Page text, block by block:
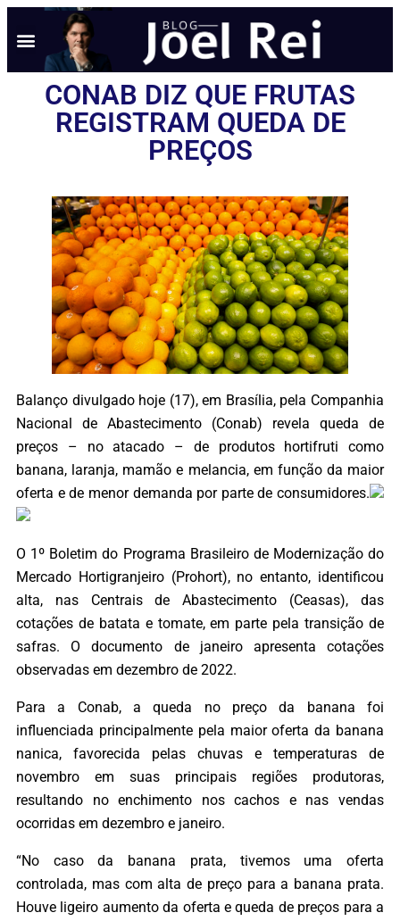
CONAB DIZ QUE FRUTAS
REGISTRAM QUEDA DE
PREÇOS
Balanço divulgado hoje (17), em Brasília, pela Companhia
Nacional de Abastecimento (Conab) revela queda de
preços – no atacado – de produtos hortifruti como
banana, laranja, mamão e melancia, em função da maior
oferta e de menor demanda por parte de consumidores.
O 1º Boletim do Programa Brasileiro de Modernização do
Mercado Hortigranjeiro (Prohort), no entanto, identificou
alta, nas Centrais de Abastecimento (Ceasas), das
cotações de batata e tomate, em parte pela transição de
safras. O documento de janeiro apresenta cotações
observadas em dezembro de 2022.
Para a Conab, a queda no preço da banana foi
influenciada principalmente pela maior oferta da banana
nanica, favorecida pelas chuvas e temperaturas de
novembro em suas principais regiões produtoras,
resultando no enchimento nos cachos e nas vendas
ocorridas em dezembro e janeiro.
“No caso da banana prata, tivemos uma oferta
controlada, mas com alta de preço para a banana prata.
Houve ligeiro aumento da oferta e queda de preços para a